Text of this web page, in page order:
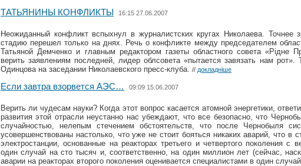
ТАТЬЯНИНЫ КОНФЛИКТЫ 16:15 27.06.2007
Неожиданный конфликт вспыхнул в журналистских кругах Николаева.
стадию перешел только на днях. Речь о конфликте между председателем
Татьяной Демченко и главным редактором газеты областного совета «Рідне
верить заявлениям последней, лидер облсовета «пытается завязать нам
Одинцова на заседании Николаевского пресс-клуба. // докладніше
Если завтра взорвется АЭС… 09:09 15.06.2007
Верить ли чудесам науки? Когда этот вопрос касается атомной энергетики,
развития этой отрасли неустанно нас убеждают, что все безопасно, что
случайностью, нелепым стечением обстоятельств, что после Чернобыля
усовершенствованы настолько, что уже не стоит бояться никаких аварий, что в
электростанции, основанные на реакторах третьего и четвертого поколения с
один случай на сто тысяч и, соответственно, на один миллион лет (сейчас,
аварии на реакторах второго поколения оценивается специалистами в один